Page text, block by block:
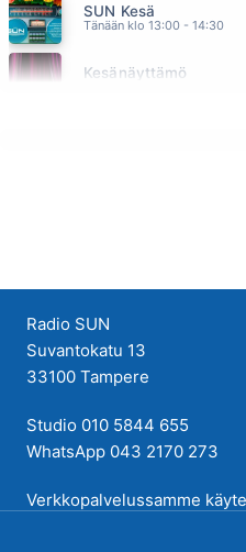
SUN Kesä
Tänään klo 13:00 - 14:30
Kesänäyttämö
Radio SUN
Suvantokatu 13
33100 Tampere
Studio 010 5844 655
WhatsApp 043 2170 273
Verkkopalvelussamme